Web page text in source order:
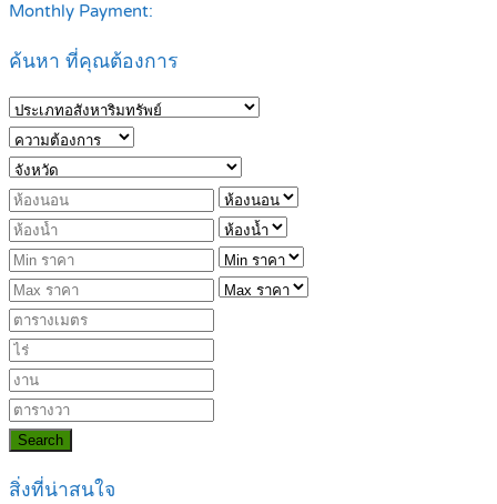
Monthly Payment:
ค้นหา ที่คุณต้องการ
Search
สิ่งที่น่าสนใจ